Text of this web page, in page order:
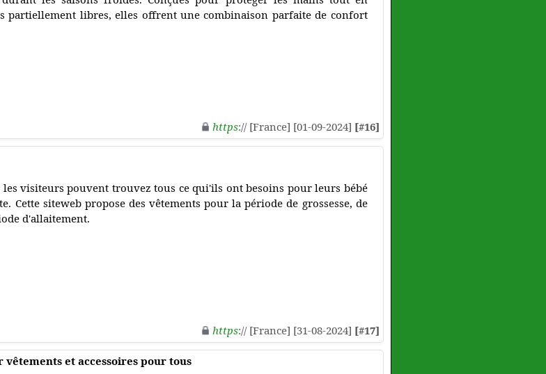
partiellement libres, elles offrent une combinaison parfaite de confort
https:// [France] [01-09-2024] [#16]
les visiteurs pouvent trouvez tous ce qui'ils ont besoins pour leurs bébé
Cette siteweb propose des vêtements pour la période de grossesse, de
d'allaitement.
https:// [France] [31-08-2024] [#17]
et accessoires pour tous